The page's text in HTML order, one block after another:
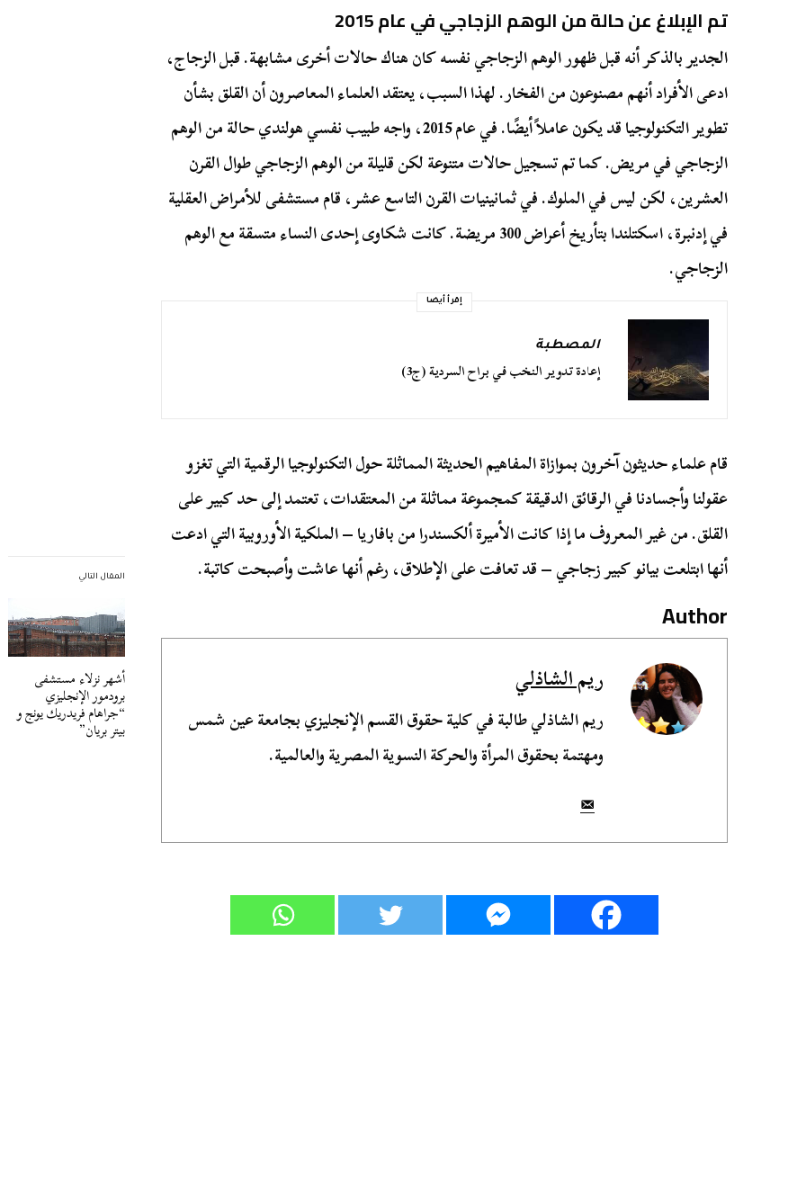
المقال التالي
أشهر نزلاء مستشفى
برودمور الإنجليزي
“جراهام فريدريك يونج و
بيتر بريان”
تم الإبلاغ عن حالة من الوهم الزجاجي في عام 2015
الجدير بالذكر أنه قبل ظهور الوهم الزجاجي نفسه كان هناك حالات أخرى مشابهة. قبل الزجاج،
ادعى الأفراد أنهم مصنوعون من الفخار. لهذا السبب، يعتقد العلماء المعاصرون أن القلق بشأن
تطوير التكنولوجيا قد يكون عاملاً أيضًا. في عام 2015، واجه طبيب نفسي هولندي حالة من الوهم
الزجاجي في مريض. كما تم تسجيل حالات متنوعة لكن قليلة من الوهم الزجاجي طوال القرن
العشرين، لكن ليس في الملوك. في ثمانينيات القرن التاسع عشر، قام مستشفى للأمراض العقلية
في إدنبرة، اسكتلندا بتأريخ أعراض 300 مريضة. كانت شكاوى إحدى النساء متسقة مع الوهم
الزجاجي.
إقرأ أيضا
المصطبة
إعادة تدوير النخب في براح السردية (ج3)
قام علماء حديثون آخرون بموازاة المفاهيم الحديثة المماثلة حول التكنولوجيا الرقمية التي تغزو
عقولنا وأجسادنا في الرقائق الدقيقة كمجموعة مماثلة من المعتقدات، تعتمد إلى حد كبير على
القلق. من غير المعروف ما إذا كانت الأميرة ألكسندرا من بافاريا – الملكية الأوروبية التي ادعت
أنها ابتلعت بيانو كبير زجاجي – قد تعافت على الإطلاق، رغم أنها عاشت وأصبحت كاتبة.
Author
ريم الشاذلي
ريم الشاذلي طالبة في كلية حقوق القسم الإنجليزي بجامعة عين شمس
ومهتمة بحقوق المرأة والحركة النسوية المصرية والعالمية.